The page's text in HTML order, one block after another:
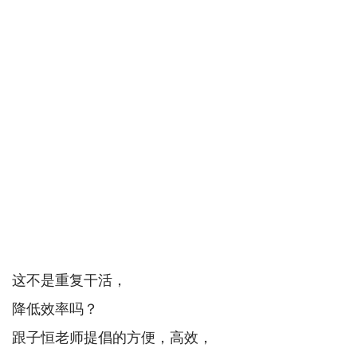
这不是重复干活，
降低效率吗？
跟子恒老师提倡的方便，高效，